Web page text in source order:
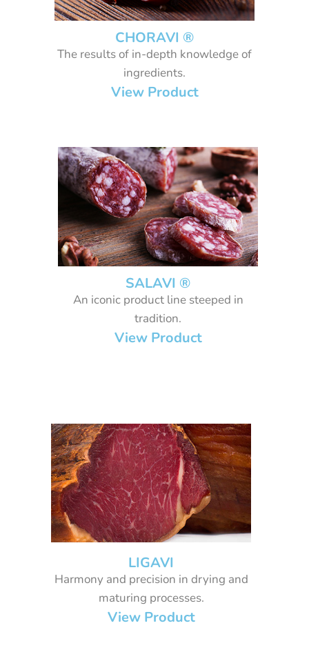
CHORAVI ®
The results of in-depth knowledge of
ingredients.
View Product
SALAVI ®
An iconic product line steeped in
tradition.
View Product
LIGAVI
Harmony and precision in drying and
maturing processes.
View Product